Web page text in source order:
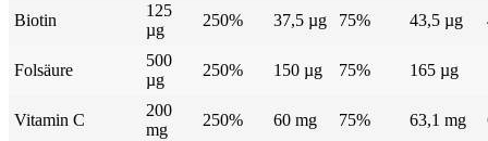
Biotin
125
µg
250% 37,5 µg 75% 43,5 µg
Folsäure
500
µg
250% 150 µg 75% 165 µg
Vitamin C
200
mg
250% 60 mg 75% 63,1 mg